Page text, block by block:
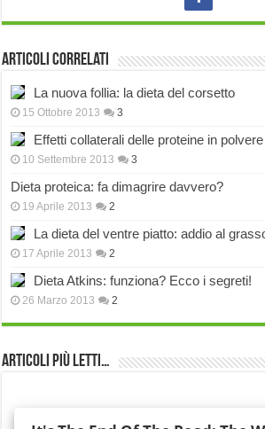
Articoli correlati
La nuova follia: la dieta del corsetto
15 Ottobre 2013 3
Effetti collaterali delle proteine in polvere
10 Settembre 2013 3
Dieta proteica: fa dimagrire davvero?
19 Aprile 2013 2
La dieta del ventre piatto: addio al
17 Aprile 2013 2
Dieta Atkins: funziona? Ecco i segreti!
26 Marzo 2013 2
Articoli più Letti…